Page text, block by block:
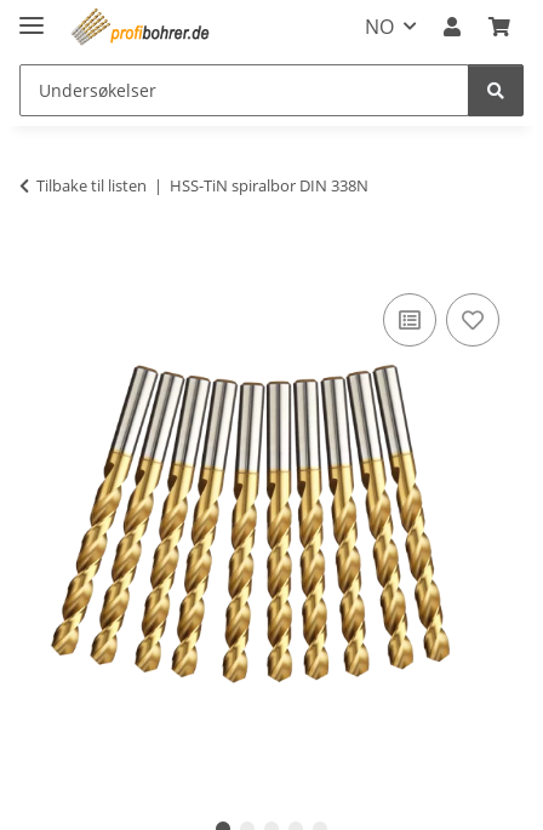
NO
Tilbake til listen HSS-TiN spiralbor DIN 338N